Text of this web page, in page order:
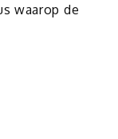
waarop de